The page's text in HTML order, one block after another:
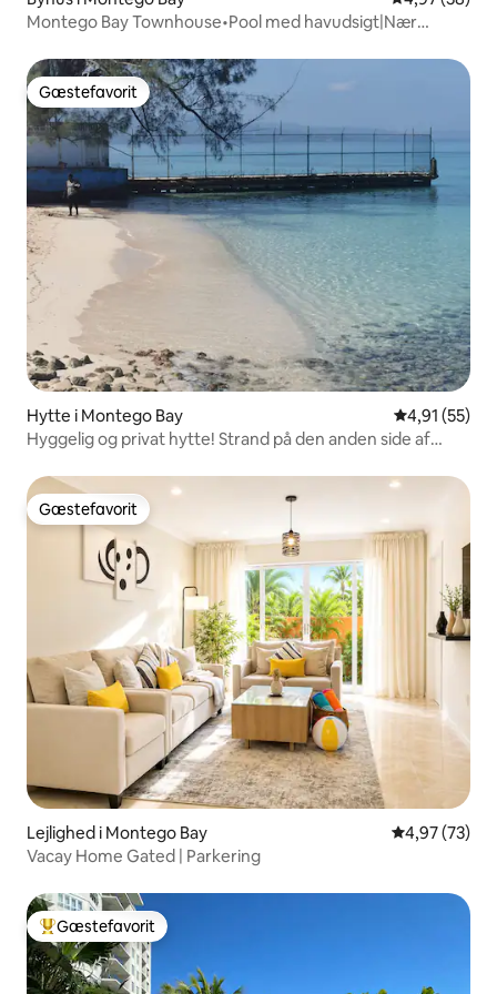
Montego Bay Townhouse•Pool med havudsigt|Nær
Gæstefavorit
Gæstefavorit
Hytte i Montego Bay 4,91 ud af 5
4,91 (55)
Hyggelig og privat hytte! Strand på den anden side af
Gæstefavorit
Gæstefavorit
Lejlighed i Montego Bay 4,97 ud af 5 i
4,97 (73)
Vacay Home Gated | Parkering
Bedste gæstefavorit
Gæstefavorit